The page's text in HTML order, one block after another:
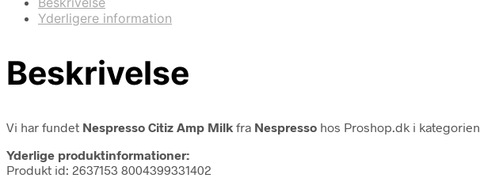
Yderligere information
Beskrivelse
Vi har fundet Nespresso Citiz Amp Milk fra Nespresso hos Proshop.dk i kategorien
Yderlige produktinformationer:
Produkt id: 2637153 8004399331402